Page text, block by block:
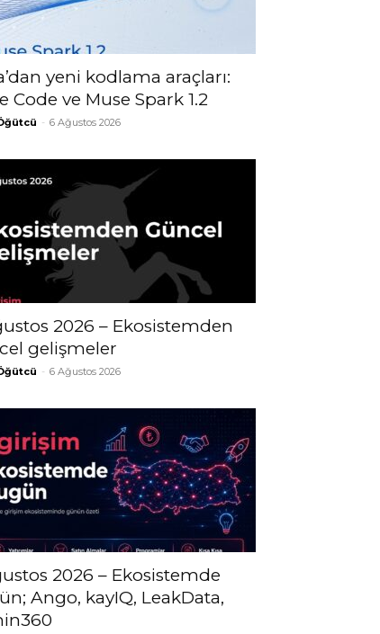
yeni kodlama araçları:
Code ve Muse Spark 1.2
- 6 Ağustos 2026
2026 – Ekosistemden
gelişmeler
- 6 Ağustos 2026
2026 – Ekosistemde
Ango, kayIQ, LeakData,